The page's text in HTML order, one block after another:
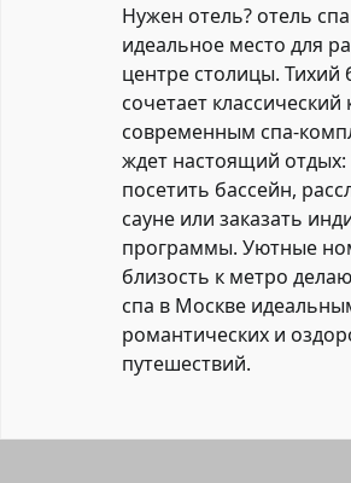
Нужен отель?отель
идеальное место для
центре столицы. Тихий
сочетает
современным спа-
ждет настоящий
посетить бассейн,
сауне или заказать
программы. Уютные
близость к метро
спа в Москве
романтических и
путешествий.